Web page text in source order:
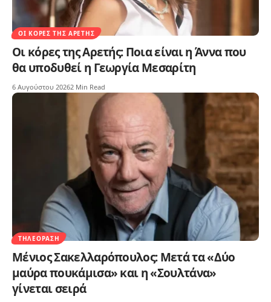
ΟΙ ΚΌΡΕΣ ΤΗΣ ΑΡΕΤΉΣ
Οι κόρες της Αρετής: Ποια είναι η Άννα που
θα υποδυθεί η Γεωργία Μεσαρίτη
6 Αυγούστου 20262 Min Read
ΤΗΛΕΌΡΑΣΗ
Μένιος Σακελλαρόπουλος: Μετά τα «Δύο
μαύρα πουκάμισα» και η «Σουλτάνα»
γίνεται σειρά